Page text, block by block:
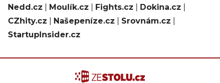
Nedd.cz
Moulík.cz Fights.cz Dokina.cz
CZhity.cz
Našepeníze.cz Srovnám.cz
StartupInsider.cz